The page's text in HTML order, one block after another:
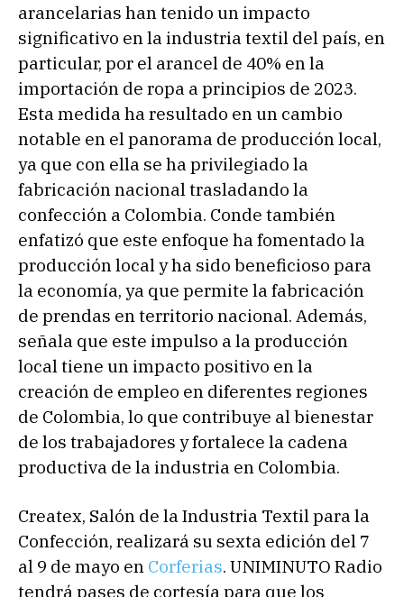
arancelarias han tenido un impacto
significativo en la industria textil del país, en
particular, por el arancel de 40% en la
importación de ropa a principios de 2023.
Esta medida ha resultado en un cambio
notable en el panorama de producción local,
ya que con ella se ha privilegiado la
fabricación nacional trasladando la
confección a Colombia. Conde también
enfatizó que este enfoque ha fomentado la
producción local y ha sido beneficioso para
la economía, ya que permite la fabricación
de prendas en territorio nacional. Además,
señala que este impulso a la producción
local tiene un impacto positivo en la
creación de empleo en diferentes regiones
de Colombia, lo que contribuye al bienestar
de los trabajadores y fortalece la cadena
productiva de la industria en Colombia.
Createx, Salón de la Industria Textil para la
Confección, realizará su sexta edición del 7
al 9 de mayo en Corferias. UNIMINUTO Radio
tendrá pases de cortesía para que los